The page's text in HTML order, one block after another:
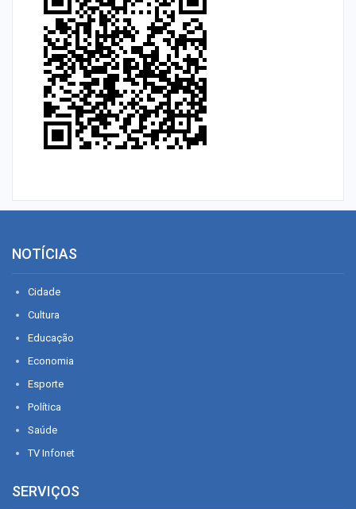
NOTÍCIAS
Cidade
Cultura
Educação
Economia
Esporte
Política
Saúde
TV Infonet
SERVIÇOS